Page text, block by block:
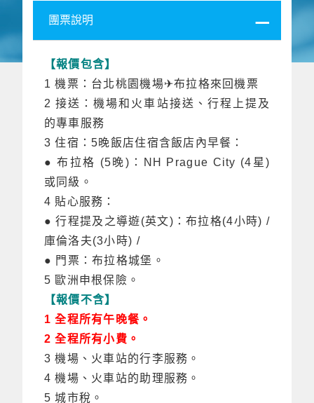
團票說明
【報價包含】
1 機票：台北桃園機場✈布拉格來回機票
2 接送：機場和火車站接送、行程上提及
的專車服務
3 住宿：5晚飯店住宿含飯店內早餐：
● 布拉格 (5晚)：NH Prague City (4星)
或同級。
4 貼心服務：
● 行程提及之導遊(英文)：布拉格(4小時) /
庫倫洛夫(3小時) /
● 門票：布拉格城堡。
5 歐洲申根保險。
【報價不含】
1 全程所有午晚餐。
2 全程所有小費。
3 機場、火車站的行李服務。
4 機場、火車站的助理服務。
5 城市稅。